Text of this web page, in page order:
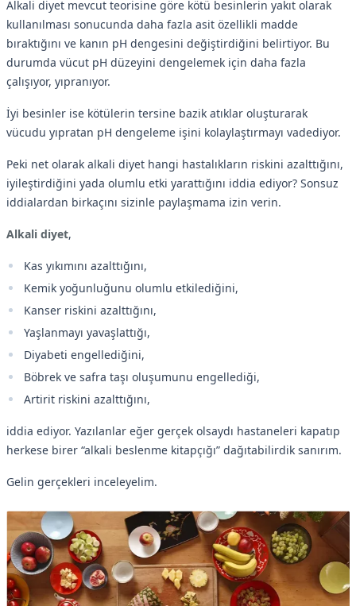
Alkali diyet mevcut teorisine göre kötü besinlerin yakıt olarak
kullanılması sonucunda daha fazla asit özellikli madde
bıraktığını ve kanın pH dengesini değiştirdiğini belirtiyor. Bu
durumda vücut pH düzeyini dengelemek için daha fazla
çalışıyor, yıpranıyor.
İyi besinler ise kötülerin tersine bazik atıklar oluşturarak
vücudu yıpratan pH dengeleme işini kolaylaştırmayı vadediyor.
Peki net olarak alkali diyet hangi hastalıkların riskini azalttığını,
iyileştirdiğini yada olumlu etki yarattığını iddia ediyor? Sonsuz
iddialardan birkaçını sizinle paylaşmama izin verin.
Alkali diyet,
Kas yıkımını azalttığını,
Kemik yoğunluğunu olumlu etkilediğini,
Kanser riskini azalttığını,
Yaşlanmayı yavaşlattığı,
Diyabeti engellediğini,
Böbrek ve safra taşı oluşumunu engellediği,
Artirit riskini azalttığını,
iddia ediyor. Yazılanlar eğer gerçek olsaydı hastaneleri kapatıp
herkese birer “alkali beslenme kitapçığı” dağıtabilirdik sanırım.
Gelin gerçekleri inceleyelim.